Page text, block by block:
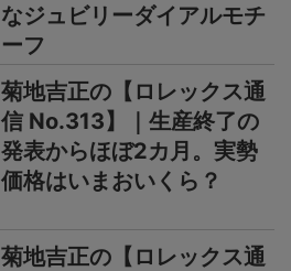
なジュビリーダイアルモチ
ーフ
菊地吉正の【ロレックス通
信 No.313】｜生産終了の
発表からほぼ2カ月。実勢
価格はいまおいくら？
菊地吉正の【ロレックス通